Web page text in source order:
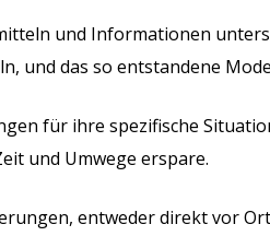
und Informationen
und das so entstandene
für ihre spezifische
und Umwege erspare.
entweder direkt vor